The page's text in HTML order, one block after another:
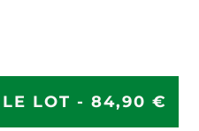
LE LOT - 84,90 €